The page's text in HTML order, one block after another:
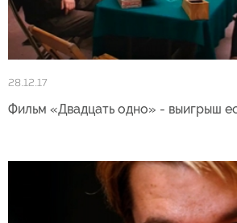
28.12.17
Фильм «Двадцать одно» - выигрыш